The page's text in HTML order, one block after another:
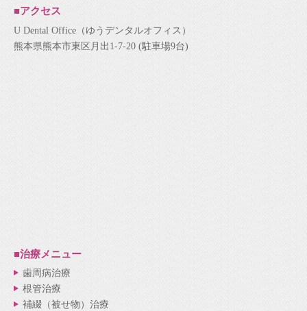
■アクセス
U Dental Office（ゆうデンタルオフィス）
熊本県熊本市東区月出1-7-20 (駐車場9台)
■治療メニュー
歯周病治療
根管治療
補綴（被せ物）治療